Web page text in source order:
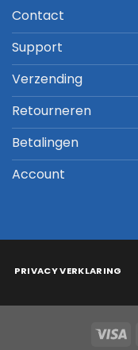
Contact
Support
Verzending
Retourneren
Betalingen
Account
PRIVACY VERKLARING